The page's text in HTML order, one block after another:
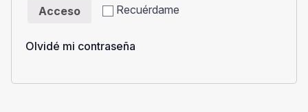
Recuérdame
Acceso
Olvidé mi contraseña